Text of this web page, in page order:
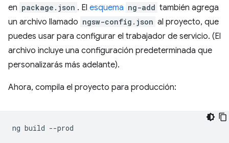
en package.json . El esquema ng-add también agrega
un archivo llamado ngsw-config.json al proyecto, que
puedes usar para configurar el trabajador de servicio. (El
archivo incluye una configuración predeterminada que
personalizarás más adelante).
Ahora, compila el proyecto para producción:
ng build